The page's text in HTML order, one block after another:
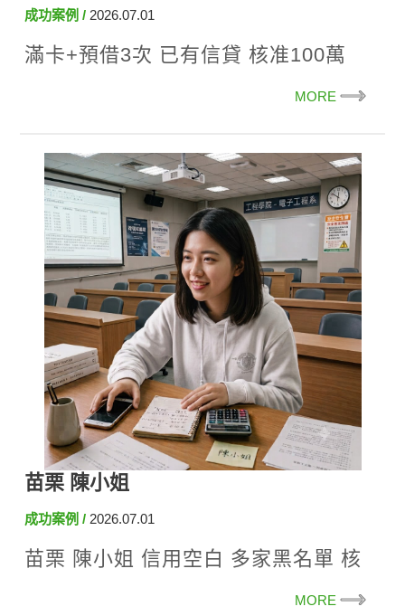
成功案例 2026.07.01
滿卡+預借3次 已有信貸 核准100萬
MORE
苗栗 陳小姐
成功案例 2026.07.01
苗栗 陳小姐 信用空白 多家黑名單 核
MORE